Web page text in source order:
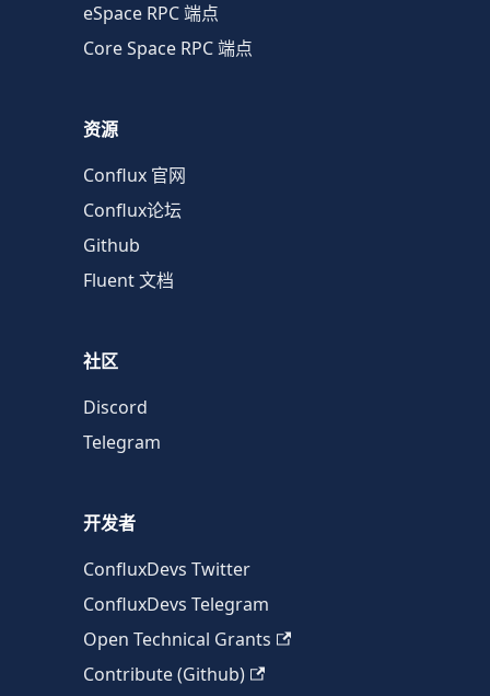
eSpace RPC 端点
Core Space RPC 端点
资源
Conflux 官网
Conflux论坛
Github
Fluent 文档
社区
Discord
Telegram
开发者
ConfluxDevs Twitter
ConfluxDevs Telegram
Open Technical Grants
Contribute (Github)